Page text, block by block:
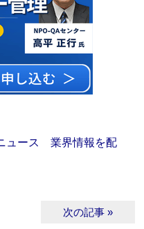
ュース 業界情報を配
次の記事 »